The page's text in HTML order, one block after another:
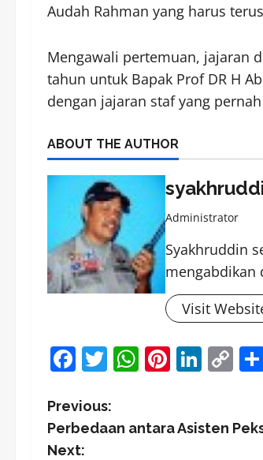
Audah Rahman yang harus
Mengawali pertemuan, jajaran
tahun untuk Bapak Prof DR H
dengan jajaran staf yang
ABOUT THE AUTHOR
Administrator
Syakhruddin
mengabdikan
Visit
Facebook
Twitter
WhatsApp
P
o
Previous:
Perbedaan antara Asisten
Next: